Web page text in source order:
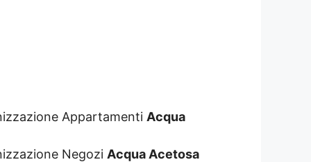
Appartamenti Acqua
Negozi Acqua Acetosa